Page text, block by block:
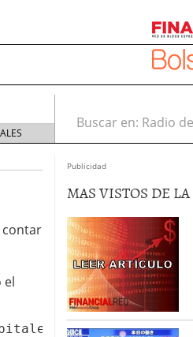
Buscar en:
contar
el
Publicidad
MAS VISTOS DE